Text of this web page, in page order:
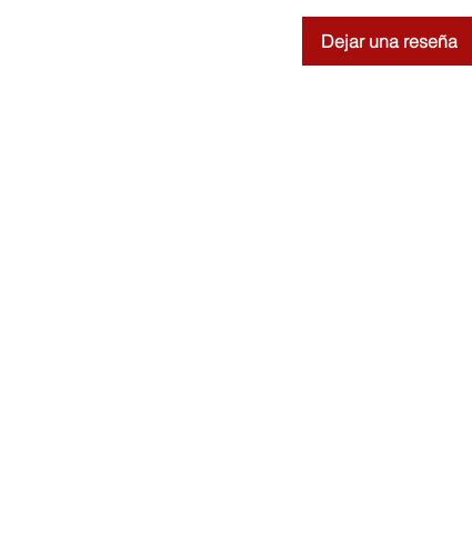
Dejar una reseña